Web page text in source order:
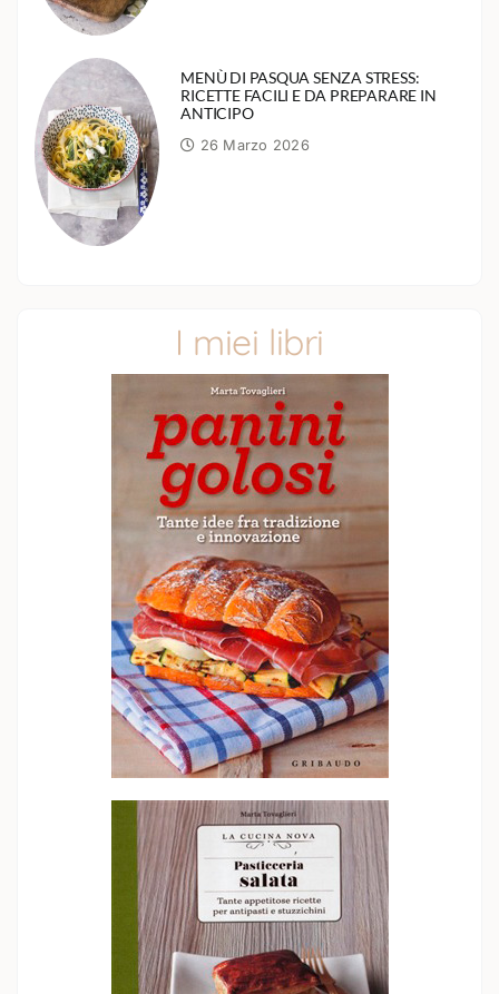
MENÙ DI PASQUA SENZA STRESS:
RICETTE FACILI E DA PREPARARE IN
ANTICIPO
26 Marzo 2026
I miei libri